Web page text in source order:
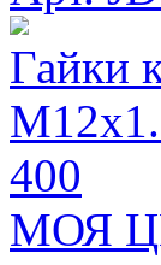
Гайки
400
МОЯ